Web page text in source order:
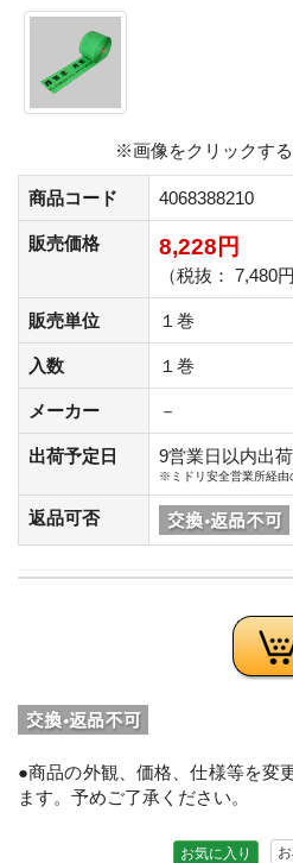
※画像をクリックする
商品コード 4068388210
販売価格 8,228円
（税抜： 7,480円
販売単位 １巻
入数 １巻
メーカー －
出荷予定日 9営業日以内出荷
※ミドリ安全営業所経由
返品可否
●商品の外観、価格、仕様等を変
ます。予めご了承ください。
お気に入り